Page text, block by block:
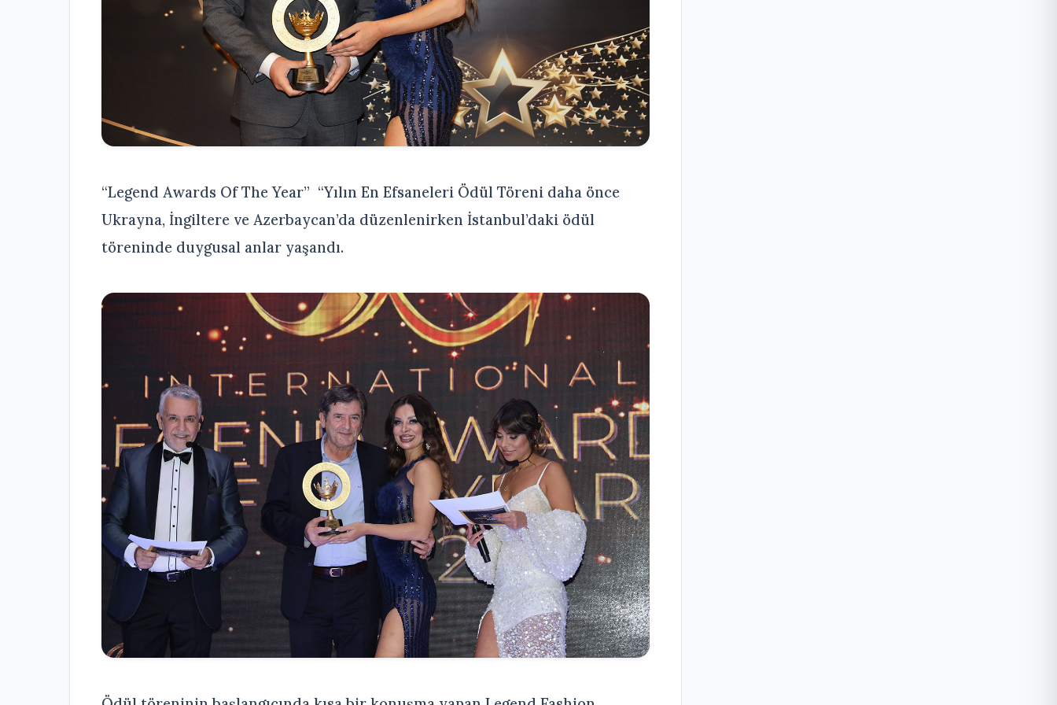
“Legend Awards Of The Year” “Yılın En Efsaneleri Ödül Töreni daha önce
Ukrayna, İngiltere ve Azerbaycan’da düzenlenirken İstanbul’daki ödül
töreninde duygusal anlar yaşandı.